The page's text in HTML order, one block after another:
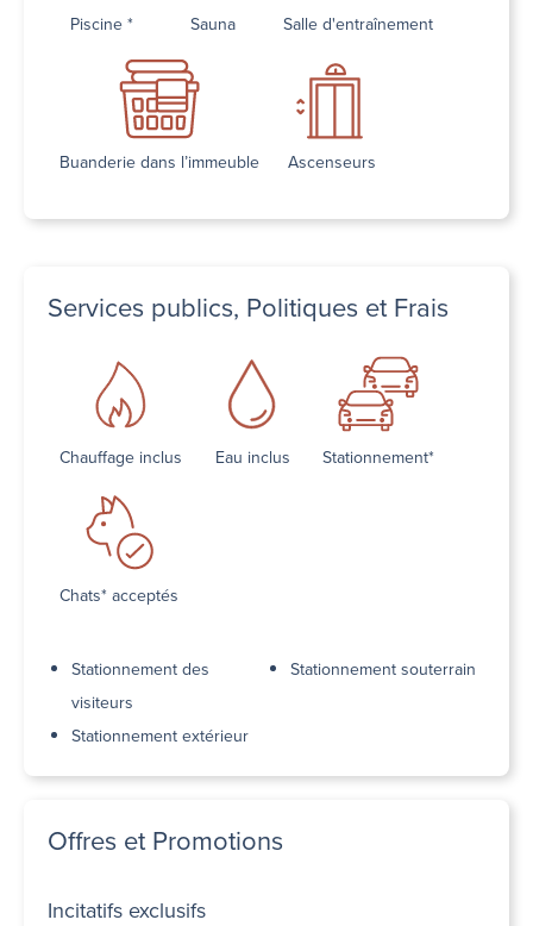
Piscine * Sauna Salle d'entraînement
Buanderie dans l’immeuble Ascenseurs
Services publics, Politiques et Frais
Chauffage inclus Eau inclus Stationnement*
Chats* acceptés
Stationnement des
visiteurs
Stationnement extérieur
Stationnement souterrain
Offres et Promotions
Incitatifs exclusifs